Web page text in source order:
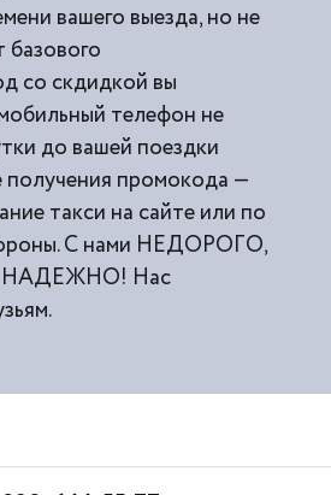
вашего выезда, но не
базового
со скдидкой вы
телефон не
до вашей поездки
получения промокода —
такси на сайте или по
С нами НЕДОРОГО,
Нас